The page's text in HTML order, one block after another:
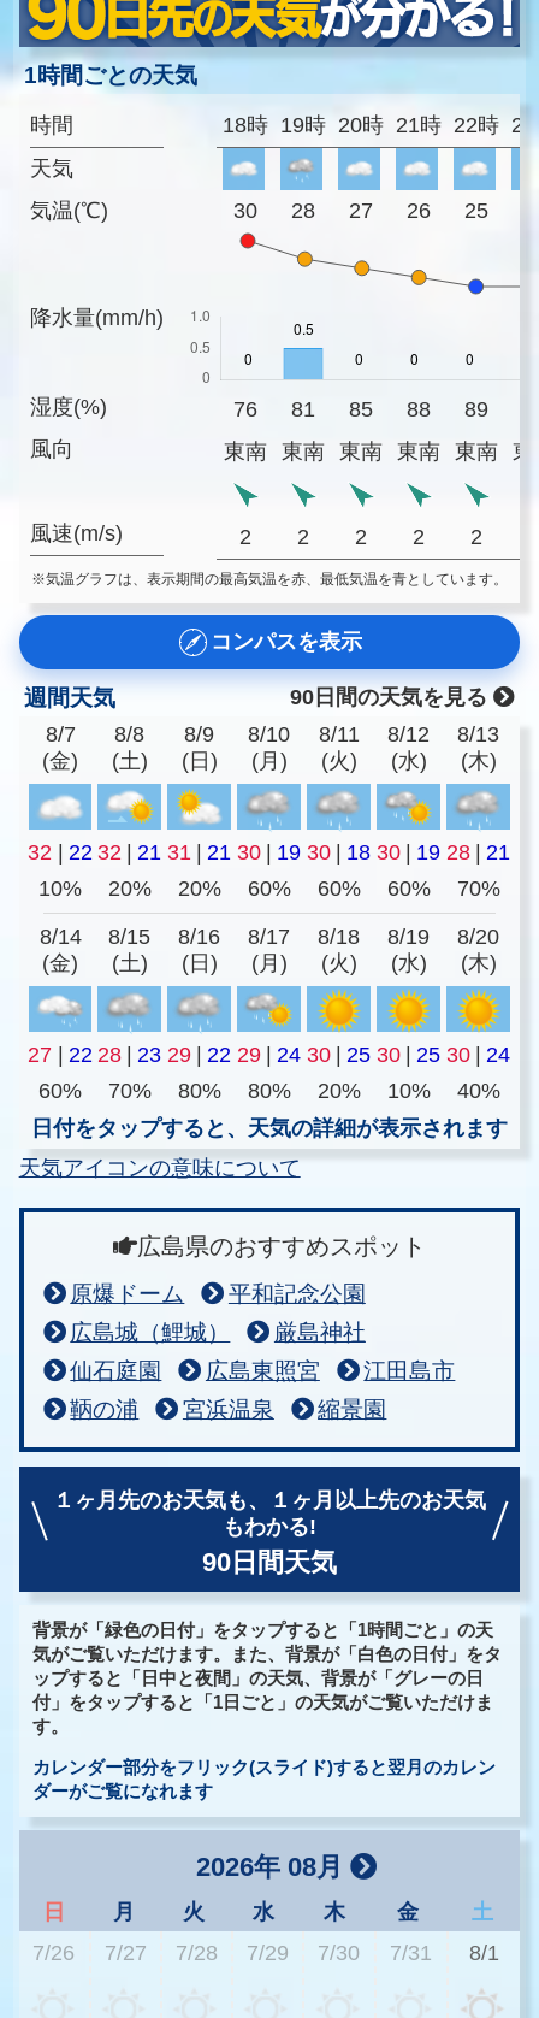
1時間ごとの天気
時間
天気
気温(℃)
降水量(mm/h)
湿度(%)
風向
風速(m/s)
18時 19時 20時 21時 22時
30 28 27 26 25
76 81 85 88 89
東南
東南 東南 東南 東南 東
2 2 2 2 2
※気温グラフは、表示期間の最高気温を赤、最低気温を青としています。
コンパスを表示
週間天気
90日間の天気を見る
8/7
(金)
8/8
(土)
8/9
(日)
8/10
(月)
8/11
(火)
8/12
(水)
8/13
(木)
32 22 32 21 31 21 30 19 30 18 30 19 28
21
10%
20% 20% 60% 60% 60% 70%
8/14
(金)
8/15
(土)
8/16
(日)
8/17
(月)
8/18
(火)
8/19
(水)
8/20
(木)
27 22 28 23 29 22 29 24 30 25 30 25 30
24
60%
70% 80% 80% 20% 10%
40%
日付をタップすると、天気の詳細が表示されます
天気アイコンの意味について
広島県のおすすめスポット
原爆ドーム
平和記念公園
広島城（鯉城）
厳島神社
仙石庭園
広島東照宮
江田島市
鞆の浦
宮浜温泉 縮景園
１ヶ月先のお天気も、
１ヶ月以上先のお天気
もわかる!
90日間天気
背景が「緑色の日付」をタップすると「1時間ごと」の天
気がご覧いただけます。また、背景が「白色の日付」をタ
ップすると「日中と夜間」の天気、背景が「グレーの日
付」をタップすると「1日ごと」の天気がご覧いただけま
す。
カレンダー部分をフリック(スライド)すると翌月のカレン
ダーがご覧になれます
2026年 08月
日 月 火 水 木 金
土
7/26
7/27 7/28 7/29 7/30 7/31 8/1